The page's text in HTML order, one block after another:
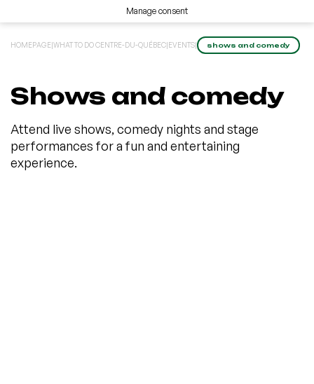
Manage consent
HOMEPAGE|WHAT TO DO CENTRE-DU-QUÉBEC|EVENTS| shows and comedy
Shows and comedy
Attend live shows, comedy nights and stage
performances for a fun and entertaining
experience.